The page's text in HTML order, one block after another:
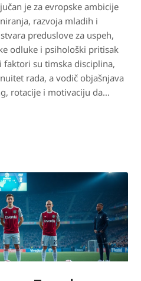
je za evropske ambicije
razvoja mladih i
preduslove za uspeh,
odluke i psihološki pritisak
faktori su timska disciplina,
rada, a vodič objašnjava
rotacije i motivaciju da…